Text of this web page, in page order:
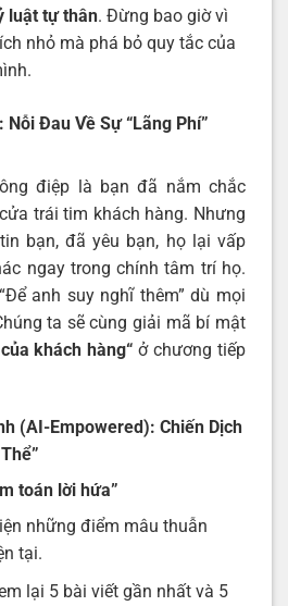
luật tự thân. Đừng bao giờ vì
nhỏ mà phá bỏ quy tắc của
Nỗi Đau Về Sự “Lãng Phí”
điệp là bạn đã nắm chắc
trái tim khách hàng. Nhưng
bạn, đã yêu bạn, họ lại vấp
ngay trong chính tâm trí họ.
anh suy nghĩ thêm” dù mọi
ta sẽ cùng giải mã bí mật
khách hàng“ ở chương tiếp
(AI-Empowered): Chiến Dịch
toán lời hứa”
những điểm mâu thuẫn
tại.
lại 5 bài viết gần nhất và 5